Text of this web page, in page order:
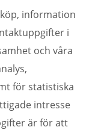
information
i
och våra
för statistiska
intresse
är för att